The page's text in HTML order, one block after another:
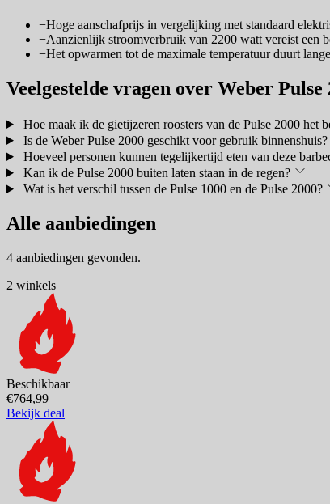
−Hoge aanschafprijs in vergelijking met standaard
−Aanzienlijk stroomverbruik van 2200 watt vereist een
−Het opwarmen tot de maximale temperatuur duurt
Veelgestelde vragen over Weber Pulse
Hoe maak ik de gietijzeren roosters van de Pulse 2000 het
Is de Weber Pulse 2000 geschikt voor gebruik binnenshuis?
Hoeveel personen kunnen tegelijkertijd eten van deze
Kan ik de Pulse 2000 buiten laten staan in de regen?
Wat is het verschil tussen de Pulse 1000 en de Pulse 2000?
Alle aanbiedingen
4 aanbiedingen gevonden.
2 winkels
Beschikbaar
€764,99
Bekijk deal